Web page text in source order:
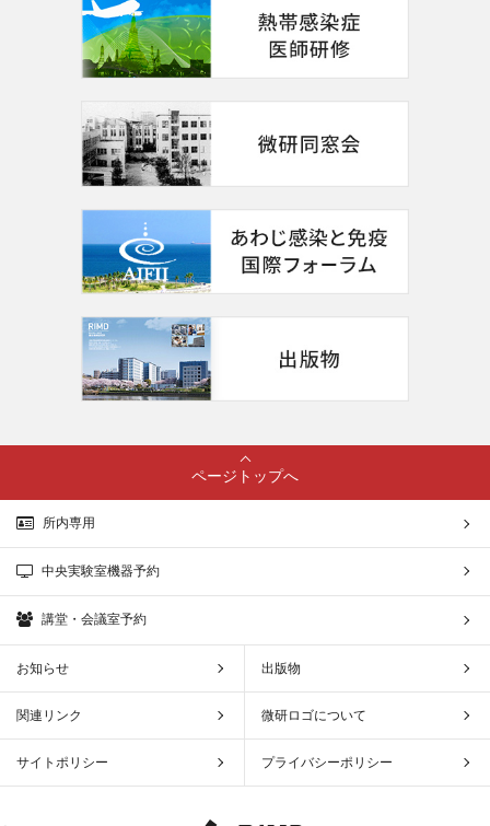
ページトップへ
所内専用
中央実験室機器予約
講堂・会議室予約
お知らせ 出版物
関連リンク 微研ロゴについて
サイトポリシー プライバシーポリシー